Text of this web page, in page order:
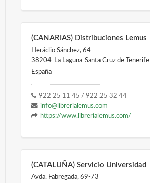
(CANARIAS) Distribuciones Lemus
Heráclio Sánchez, 64
38204 La Laguna Santa Cruz de Tenerife
España
922 25 11 45 / 922 25 32 44
info@librerialemus.com
https://www.librerialemus.com/
(CATALUÑA) Servicio Universidad
Avda. Fabregada, 69-73